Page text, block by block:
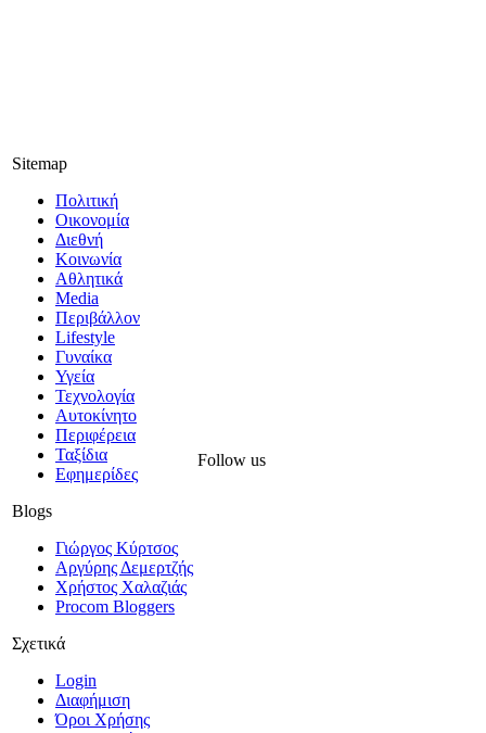
Sitemap
Πολιτική
Οικονομία
Διεθνή
Κοινωνία
Αθλητικά
Media
Περιβάλλον
Lifestyle
Γυναίκα
Υγεία
Τεχνολογία
Αυτοκίνητο
Περιφέρεια
Ταξίδια
Εφημερίδες
Blogs
Γιώργος Κύρτσος
Αργύρης Δεμερτζής
Χρήστος Χαλαζιάς
Procom Bloggers
Σχετικά
Login
Διαφήμιση
Όροι Χρήσης
Follow us